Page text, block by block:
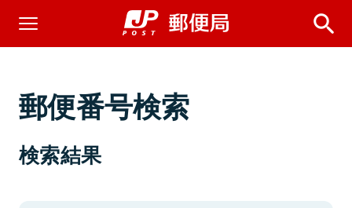
郵便番号検索
検索結果